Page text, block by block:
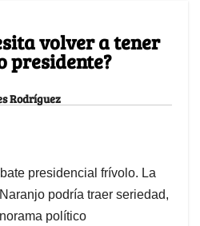
volver a tener
presidente?
Rodríguez
presidencial frívolo. La
podría traer seriedad,
político